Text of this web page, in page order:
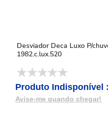
Desviador Deca Luxo P/
1982.c.lux.520
Produto Indisponível
Avise-me quando chegar!